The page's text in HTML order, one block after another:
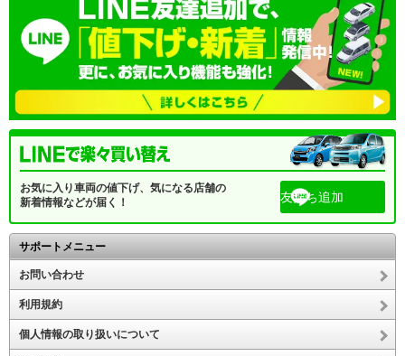
お気に入り車両の値下げ、気になる店舗の
新着情報などが届く！
友だち追加
サポートメニュー
お問い合わせ
利用規約
個人情報の取り扱いについて